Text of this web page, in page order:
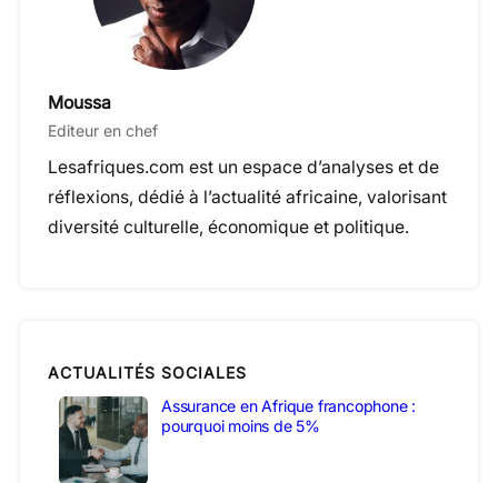
Moussa
Editeur en chef
Lesafriques.com est un espace d’analyses et de
réflexions, dédié à l’actualité africaine, valorisant
diversité culturelle, économique et politique.
ACTUALITÉS SOCIALES
Assurance en Afrique francophone :
pourquoi moins de 5%